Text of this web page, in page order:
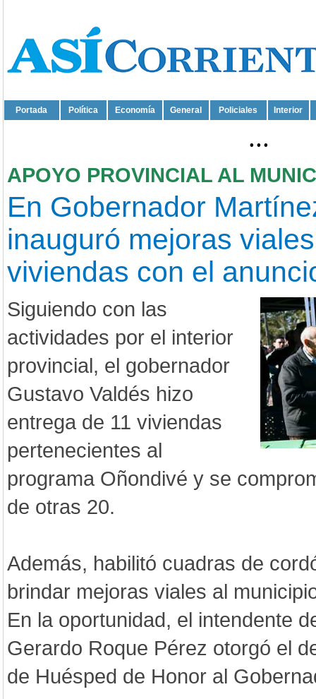
Portada Política Economía General Policiales Interior
...
APOYO PROVINCIAL AL
En Gobernador
inauguró mejoras
viviendas con el
Siguiendo con las
actividades por el interior
provincial, el gobernador
Gustavo Valdés hizo
entrega de 11 viviendas
pertenecientes al
programa Oñondivé y se
de otras 20.
Además, habilitó cuadras de
brindar mejoras viales al
En la oportunidad, el intendente
Gerardo Roque Pérez otorgó el
de Huésped de Honor al